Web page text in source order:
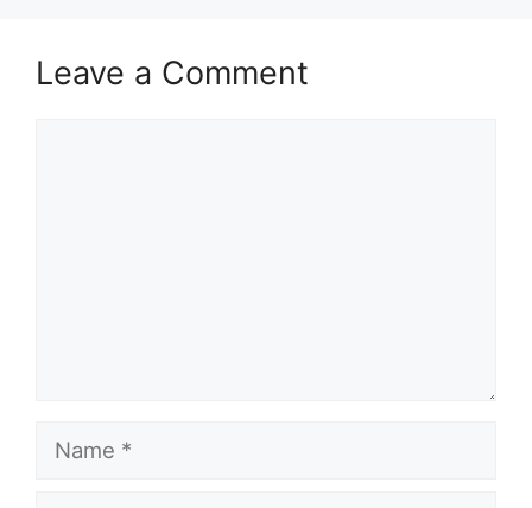
Leave a Comment
Name